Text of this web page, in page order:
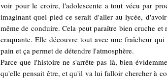
voir pour le croire, l'adolescente a tout vécu par
imaginant quel pied ce serait d'aller au lycée,
même de conduire. Cela peut paraître bien cruche
craquante. Elle découvre tout avec une fraîcheur
pain et ça permet de détendre l'atmosphère.
Parce que l'histoire ne s'arrête pas là, bien
qu'elle pensait être, et qu'il va lui falloir chercher à